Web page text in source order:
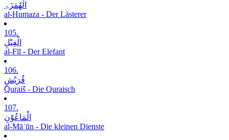
الْھُمَزَۃِ
al-Humaza - Der Lästerer
105.
الْفِیْلِ
al-Fīl - Der Elefant
106.
قُرَیْشٍ
Quraiš - Die Quraisch
107.
الْمَاعُوْنِ
al-Māʿūn - Die kleinen Dienste